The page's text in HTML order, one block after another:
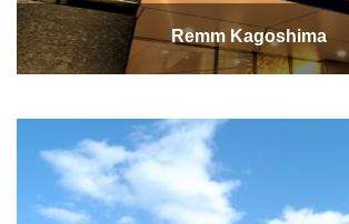
Remm Kagoshima